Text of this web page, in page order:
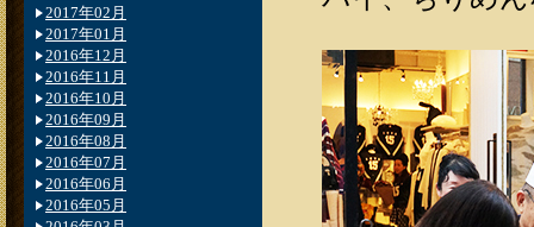
2017年02月
2017年01月
2016年12月
2016年11月
2016年10月
2016年09月
2016年08月
2016年07月
2016年06月
2016年05月